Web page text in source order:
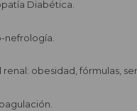
Diabética.
nefrología.
renal: obesidad, fórmulas,